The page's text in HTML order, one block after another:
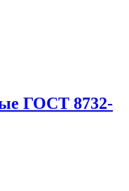
ГОСТ 8732-